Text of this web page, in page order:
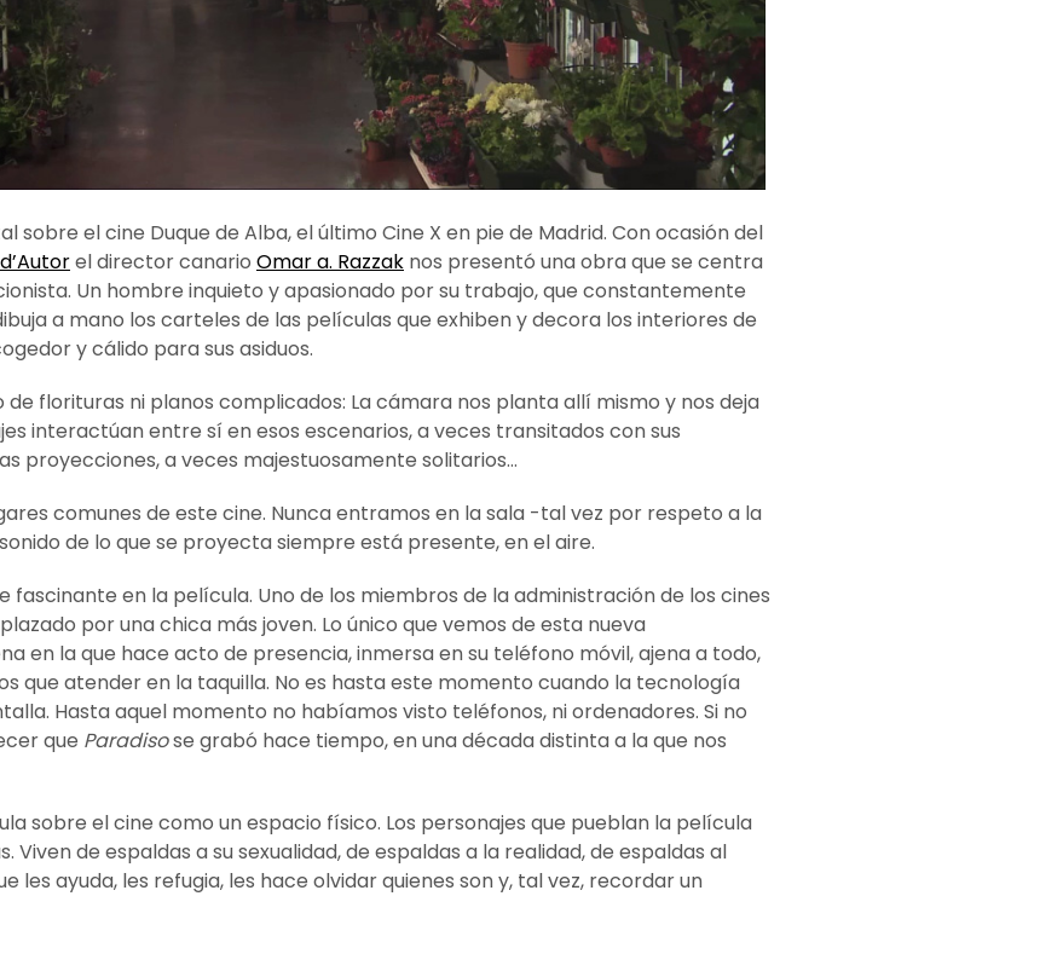
sobre el cine Duque de Alba, el último Cine X en pie de Madrid. Con ocasión del
el director canario Omar a. Razzak nos presentó una obra que se centra
Un hombre inquieto y apasionado por su trabajo, que constantemente
a mano los carteles de las películas que exhiben y decora los interiores de
y cálido para sus asiduos.
de florituras ni planos complicados: La cámara nos planta allí mismo y nos deja
interactúan entre sí en esos escenarios, a veces transitados con sus
proyecciones, a veces majestuosamente solitarios…
comunes de este cine. Nunca entramos en la sala -tal vez por respeto a la
de lo que se proyecta siempre está presente, en el aire.
en la película. Uno de los miembros de la administración de los cines
por una chica más joven. Lo único que vemos de esta nueva
en la que hace acto de presencia, inmersa en su teléfono móvil, ajena a todo,
que atender en la taquilla. No es hasta este momento cuando la tecnología
Hasta aquel momento no habíamos visto teléfonos, ni ordenadores. Si no
que Paradisose grabó hace tiempo, en una década distinta a la que nos
sobre el cine como un espacio físico. Los personajes que pueblan la película
Viven de espaldas a su sexualidad, de espaldas a la realidad, de espaldas al
les ayuda, les refugia, les hace olvidar quienes son y, tal vez, recordar un